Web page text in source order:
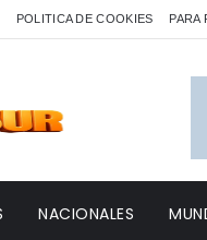
POLITICA DE COOKIES PARA
NACIONALES